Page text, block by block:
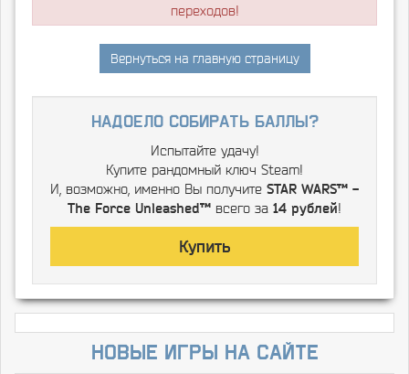
переходов!
Вернуться на главную страницу
надоело собирать баллы?
Испытайте удачу!
Купите рандомный ключ Steam!
И, возможно, именно Вы получите STAR WARS™ -
The Force Unleashed™ всего за 14 рублей!
Купить
Новые игры на сайте